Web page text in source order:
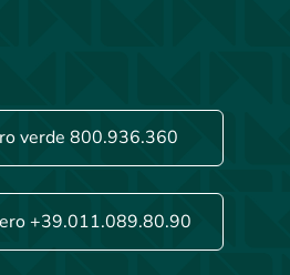
verde 800.936.360
+39.011.089.80.90